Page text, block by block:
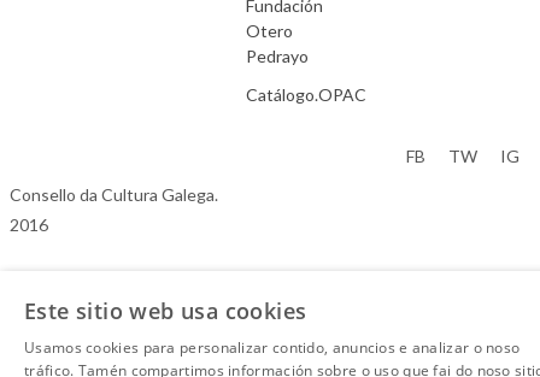
Fundación
Otero
Pedrayo
Catálogo.OPAC
Consello da Cultura Galega.
2016
FB TW IG
Este sitio web usa cookies
Usamos cookies para personalizar contido, anuncios e analizar o noso
tráfico. Tamén compartimos información sobre o uso que fai do noso